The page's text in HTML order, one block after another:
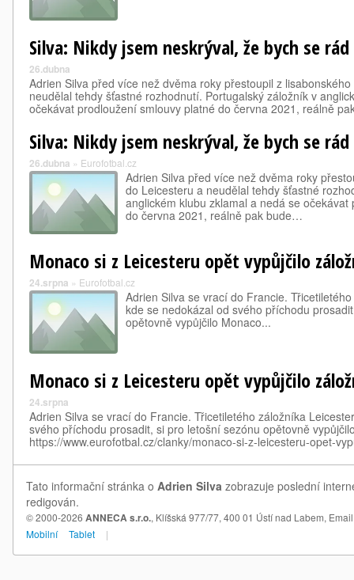
Silva: Nikdy jsem neskrýval, že bych se
26.dubna
Adrien Silva před více než dvěma roky přestoupil z
neudělal tehdy šťastné rozhodnutí. Portugalský záložník v
očekávat prodloužení smlouvy platné do června 2021, reálně
Silva: Nikdy jsem neskrýval, že bych se
26.dubna » Eurofotbal.cz
Adrien Silva před více než dvěma roky
do Leicesteru a neudělal tehdy šťastné
anglickém klubu zklamal a nedá se
do června 2021, reálně pak bude…
Monaco si z Leicesteru opět vypůjčilo
24.srpna » Eurofotbal.cz
Adrien Silva se vrací do Francie.
kde se nedokázal od svého příchodu
opětovně vypůjčilo Monaco...
Monaco si z Leicesteru opět vypůjčilo
24.srpna
Adrien Silva se vrací do Francie. Třicetiletého záložníka
svého příchodu prosadit, si pro letošní sezónu opětovně
https://www.eurofotbal.cz/clanky/monaco-si-z-leicesteru-opet-
Tato informační stránka o Adrien Silva zobrazuje poslední
redigován.
© 2000-2026 ANNECA s.r.o., Klíšská 977/77, 400 01 Ústí nad Labem,
Mobilní
Tablet |